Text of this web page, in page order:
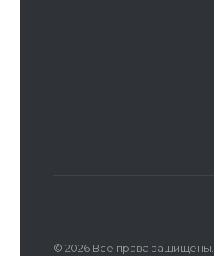
© 2026 Все права защищены.